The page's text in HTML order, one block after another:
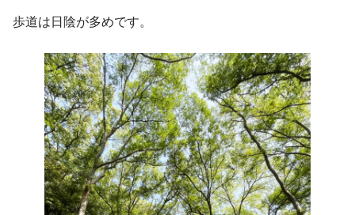
歩道は日陰が多めです。